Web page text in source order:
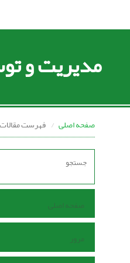
مدیریت و
صفحه اصلی فهرست مقالات
صفحه اصلی
مرور